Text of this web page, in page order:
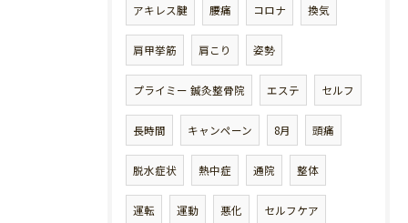
アキレス腱 腰痛 コロナ 換気
肩甲挙筋 肩こり 姿勢
プライミー 鍼灸整骨院 エステ セルフ
長時間 キャンペーン 8月 頭痛
脱水症状 熱中症 通院 整体
運転 運動 悪化 セルフケア